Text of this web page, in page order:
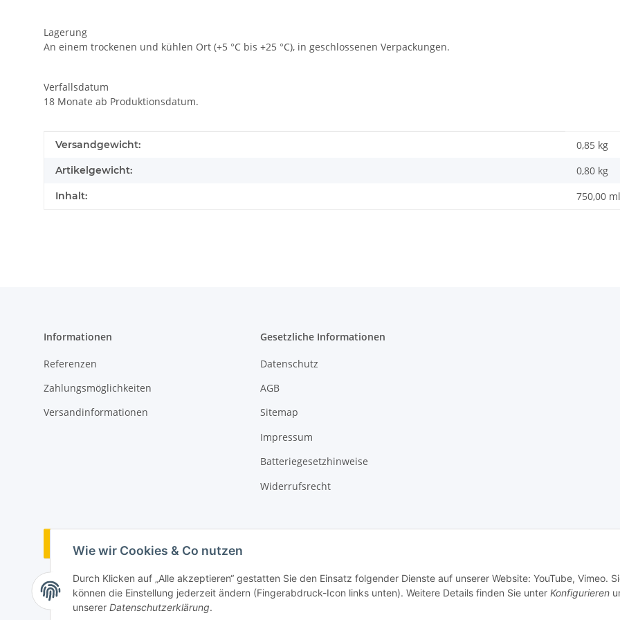
Wie wir Cookies & Co nutzen
Durch Klicken auf „Alle akzeptieren“ gestatten Sie den Einsatz folgender Dienste auf unserer Website: YouTube, Vimeo.
können die Einstellung jederzeit ändern (Fingerabdruck-Icon links unten). Weitere Details finden Sie unter Konfigurieren
unserer Datenschutzerklärung.
Lagerung
An einem trockenen und kühlen Ort (+5 °C bis +25 °C), in geschlossenen Verpackungen.
Verfallsdatum
18 Monate ab Produktionsdatum.
Produkteigenschaft
Wert
Versandgewicht: 0,85 kg
Artikelgewicht: 0,80 kg
Inhalt: 750,00 ml
Informationen
Referenzen
Zahlungsmöglichkeiten
Versandinformationen
Gesetzliche Informationen
Datenschutz
AGB
Sitemap
Impressum
Batteriegesetzhinweise
Widerrufsrecht
Vertrag widerrufen